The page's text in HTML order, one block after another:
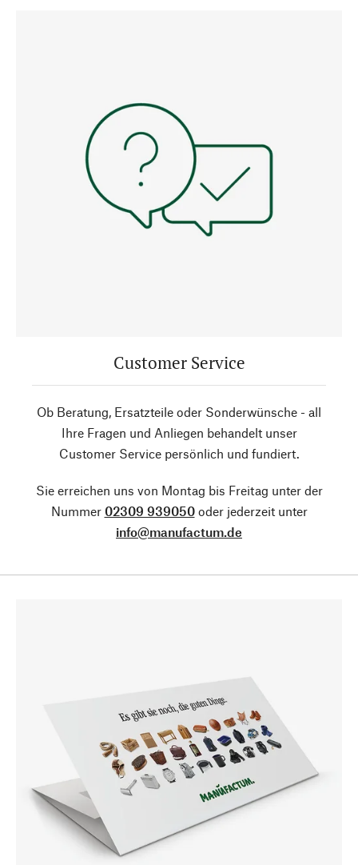
Customer Service
Ob Beratung, Ersatzteile oder Sonderwünsche - all
Ihre Fragen und Anliegen behandelt unser
Customer Service persönlich und fundiert.
Sie erreichen uns von Montag bis Freitag unter der
Nummer 02309 939050oder jederzeit unter
info@manufactum.de